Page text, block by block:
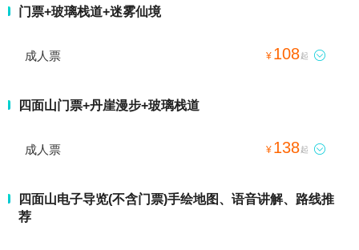
门票+玻璃栈道+迷雾仙境
成人票 ¥ 108起 
四面山门票+丹崖漫步+玻璃栈道
成人票 ¥ 138起 
四面山电子导览(不含门票)手绘地图、语音讲解、路线推
荐